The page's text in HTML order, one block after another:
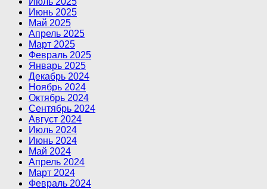
Июнь 2025
Май 2025
Апрель 2025
Март 2025
Февраль 2025
Январь 2025
Декабрь 2024
Ноябрь 2024
Октябрь 2024
Сентябрь 2024
Август 2024
Июль 2024
Июнь 2024
Май 2024
Апрель 2024
Март 2024
Февраль 2024